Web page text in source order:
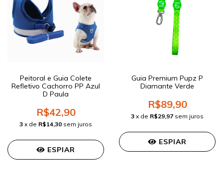
Peitoral e Guia Colete
Refletivo Cachorro PP Azul
D Paula
R$42,90
3 x de R$14,30 sem juros
ESPIAR
Guia Premium Pupz P
Diamante Verde
R$89,90
3 x de R$29,97 sem juros
ESPIAR